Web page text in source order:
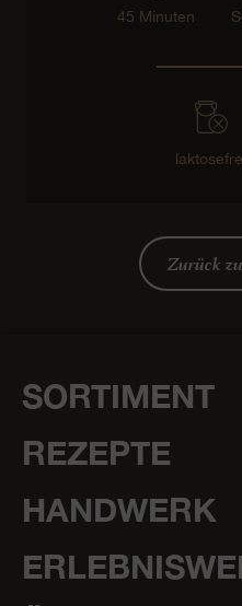
45 Minuten
Zurück
SORTIMENT
REZEPTE
HANDWERK